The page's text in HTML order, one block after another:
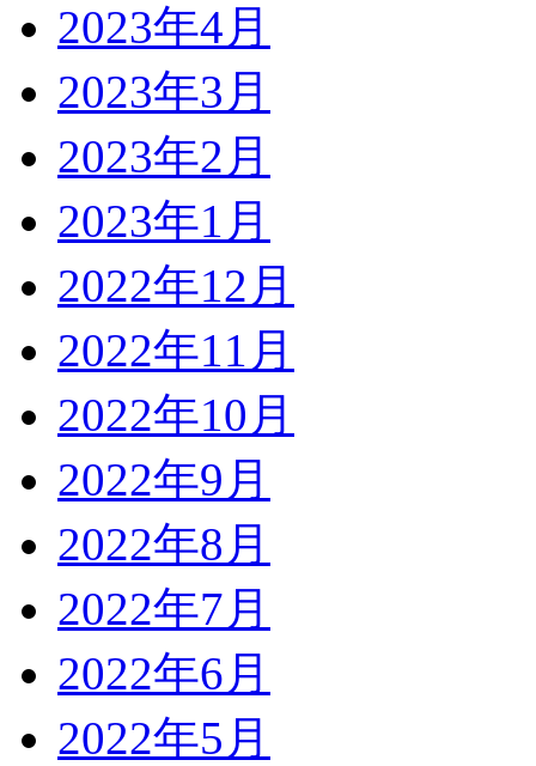
2023年4月
2023年3月
2023年2月
2023年1月
2022年12月
2022年11月
2022年10月
2022年9月
2022年8月
2022年7月
2022年6月
2022年5月